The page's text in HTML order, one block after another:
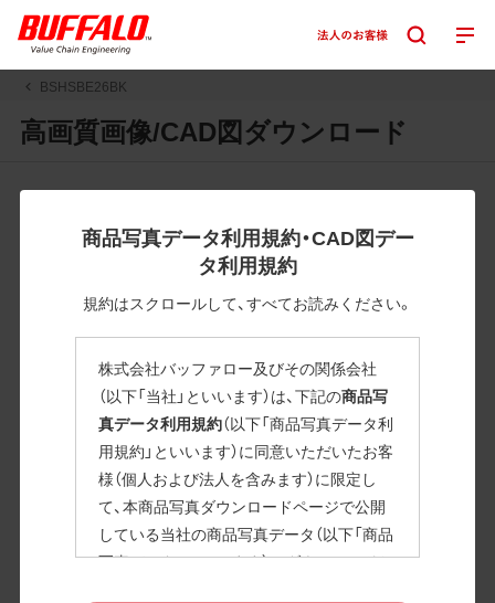
BSHSBE26BK
高画質画像/CAD図ダウンロード
商品写真データ利用規約・CAD図デー
タ利用規約
規約はスクロールして、すべてお読みください。
株式会社バッファロー及びその関係会社
（以下「当社」といいます）は、下記の商品写
真データ利用規約（以下「商品写真データ利
用規約」といいます）に同意いただいたお客
様（個人および法人を含みます）に限定し
て、本商品写真ダウンロードページで公開
している当社の商品写真データ（以下「商品
写真データ」といいます）のダウンロードお
すと圧縮ファイルのダウンロードが始まります。
JPEG・EPSファイルにはパスが設定されています。画像編集
の際に便利です。PNG画像は原則として背景を透過したもの
を提供しています。
掲載データ「JPEG、PNG : 低解像度(RGBカラー)」 「EPS : 高
解像度(CMYKカラー)」
BSHSBE26BK
高画質画像